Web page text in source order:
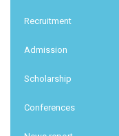
Recruitment
Admission
Scholarship
Conferences